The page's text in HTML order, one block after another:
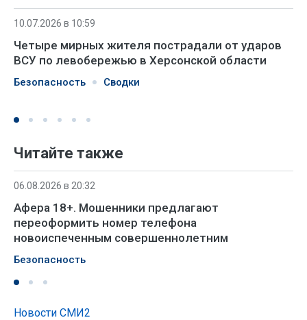
10.07.2026 в 10:59
Четыре мирных жителя пострадали от ударов
ВСУ по левобережью в Херсонской области
Безопасность Сводки
Читайте также
06.08.2026 в 20:32
Афера 18+. Мошенники предлагают
переоформить номер телефона
новоиспеченным совершеннолетним
Безопасность
Новости СМИ2